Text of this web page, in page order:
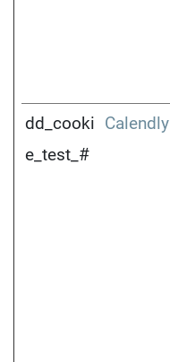
dd_cooki
e_test_#
Calendly